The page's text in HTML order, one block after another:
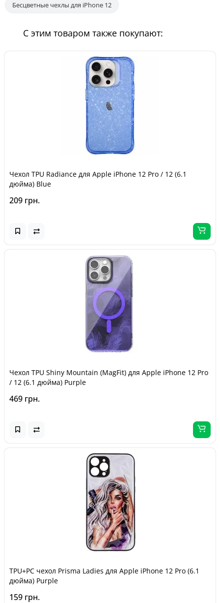
Бесцветные чехлы для iPhone 12
С этим товаром также покупают:
Чехол TPU Radiance для Apple iPhone 12 Pro / 12 (6.1
дюйма) Blue
209 грн.
Чехол TPU Shiny Mountain (MagFit) для Apple iPhone 12 Pro
/ 12 (6.1 дюйма) Purple
469 грн.
TPU+PC чехол Prisma Ladies для Apple iPhone 12 Pro (6.1
дюйма) Purple
159 грн.